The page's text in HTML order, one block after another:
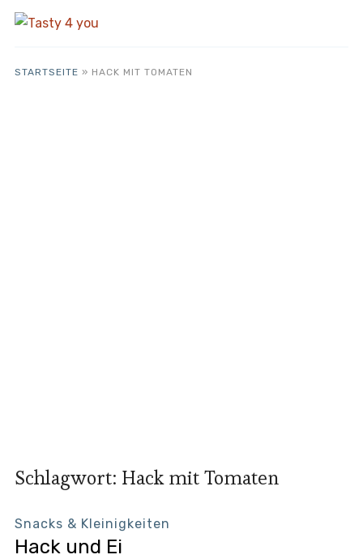
STARTSEITE » HACK MIT TOMATEN
Schlagwort: Hack mit Tomaten
Snacks & Kleinigkeiten
Hack und Ei